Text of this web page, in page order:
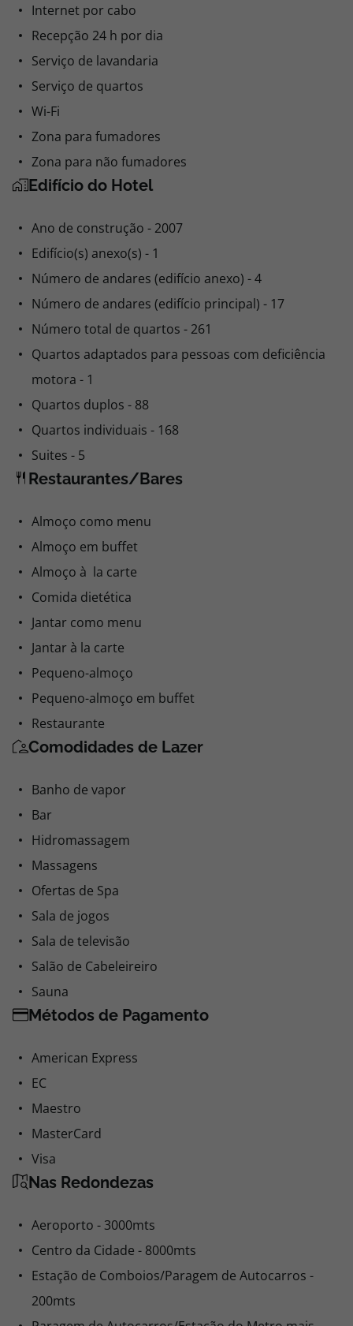
Internet por cabo
Recepção 24 h por dia
Serviço de lavandaria
Serviço de quartos
Wi-Fi
Zona para fumadores
Zona para não fumadores
Edifício do Hotel
Ano de construção - 2007
Edifício(s) anexo(s) - 1
Número de andares (edifício anexo) - 4
Número de andares (edifício principal) - 17
Número total de quartos - 261
Quartos adaptados para pessoas com deficiência
motora - 1
Quartos duplos - 88
Quartos individuais - 168
Suites - 5
Restaurantes/Bares
Almoço como menu
Almoço em buffet
Almoço à la carte
Comida dietética
Jantar como menu
Jantar à la carte
Pequeno-almoço
Pequeno-almoço em buffet
Restaurante
Comodidades de Lazer
Banho de vapor
Bar
Hidromassagem
Massagens
Ofertas de Spa
Sala de jogos
Sala de televisão
Salão de Cabeleireiro
Sauna
Métodos de Pagamento
American Express
EC
Maestro
MasterCard
Visa
Nas Redondezas
Aeroporto - 3000mts
Centro da Cidade - 8000mts
Estação de Comboios/Paragem de Autocarros -
200mts